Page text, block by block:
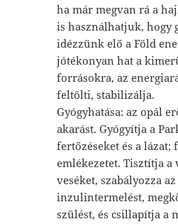
ha már megvan rá a
is használhatjuk, hogy
idézzünk elő a Föld
jótékonyan hat a
forrásokra, az
feltölti, stabilizálja.
Gyógyhatása: az opál
akarást. Gyógyítja a
fertőzéseket és a lázat;
emlékezetet. Tisztítja a
veséket, szabályozza az
inzulintermelést,
szülést, és csillapítja a